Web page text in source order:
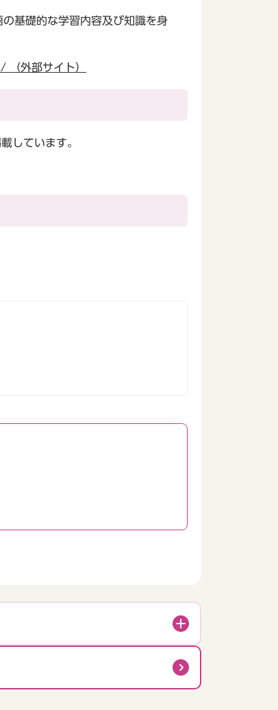
基礎的な学習内容及び知識を身
外部サイト）
しています。